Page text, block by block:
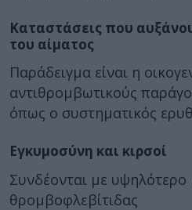
Καταστάσεις που
του αίματος
Παράδειγμα είναι η
αντιθρομβωτικούς
όπως ο συστηματικός
Εγκυμοσύνη και κιρσοί
Συνδέονται με υψηλότερο
θρομβοφλεβίτιδας